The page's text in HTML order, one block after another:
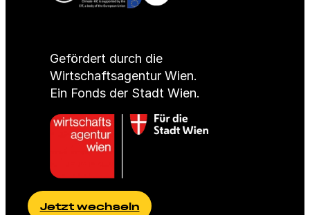
Gefördert durch die
Wirtschaftsagentur Wien.
Ein Fonds der Stadt Wien.
Jetzt wechseln